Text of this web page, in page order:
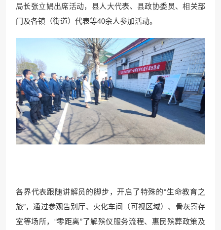
局长张立娟出席活动，县人大代表、县政协委员、相关部
门及各镇（街道）代表等40余人参加活动。
各界代表跟随讲解员的脚步，开启了特殊的“生命教育之
旅”，通过参观告别厅、火化车间（可视区域）、骨灰寄存
室等场所，“零距离”了解殡仪服务流程、惠民殡葬政策及